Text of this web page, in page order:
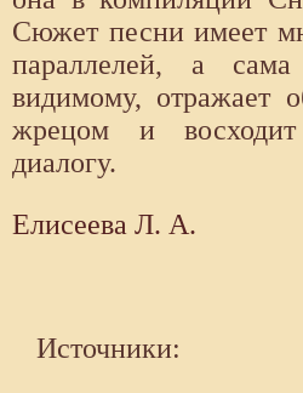
Сюжет песни имеет
параллелей, а
видимому, отражает
жрецом и
диалогу.
Елисеева Л. А.
Источники: